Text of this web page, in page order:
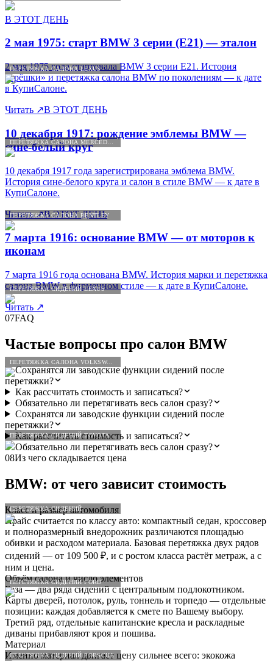
ПЕРЕТЯЖКА САЛОНА LEXUS
ПЕРЕТЯЖКА САЛОНА BENTLEY
ПЕРЕТЯЖКА СИДЕНИЙ LEXUS
ПЕРЕТЯЖКА САЛОНА VOLKSWAGEN
ПЕРЕТЯЖКА СИДЕНИЙ TOYOTA
ПЕРЕТЯЖКА СИДЕНИЙ
ПЕРЕТЯЖКА СИДЕНИЙ FORD
ПЕРЕТЯЖКА СИДЕНИЙ PORSCHE
В ЭТОТ ДЕНЬ
2 мая 1975: старт BMW 3 серии (E21) — эталон
2 мая 1975 года стартовала BMW 3 серии E21. История
«трёшки» и перетяжка салона BMW по поколениям — к дате
в КупиСалоне.
Читать ↗В ЭТОТ ДЕНЬ
10 декабря 1917: рождение эмблемы BMW —
сине-белый круг
10 декабря 1917 года зарегистрирована эмблема BMW.
История сине-белого круга и салон в стиле BMW — к дате в
КупиСалоне.
Читать↗В ЭТОТ ДЕНЬ
7 марта 1916: основание BMW — от моторов к
иконам
7 марта 1916 года основана BMW. История марки и перетяжка
салона BMW в фирменном стиле — к дате в КупиСалоне.
Читать ↗
07FAQ
Частые вопросы про салон BMW
Сохранятся ли заводские функции сидений после
перетяжки?
Как рассчитать стоимость и записаться?
Обязательно ли перетягивать весь салон сразу?
Сохранятся ли заводские функции сидений после
перетяжки?
Как рассчитать стоимость и записаться?
Обязательно ли перетягивать весь салон сразу?
08Из чего складывается цена
BMW: от чего зависит стоимость
Класс и размер автомобиля
Прайс считается по классу авто: компактный седан, кроссовер
и полноразмерный внедорожник различаются площадью
обивки и расходом материала. Базовая перетяжка двух рядов
сидений — от 109 500 ₽, и с ростом класса растёт метраж, а с
ним и цена.
Объём салона и число элементов
База — два ряда сидений с центральным подлокотником.
Карты дверей, потолок, руль, тоннель и торпедо — отдельные
позиции: каждая добавляется к смете по Вашему выбору.
Третий ряд, отдельные капитанские кресла и раскладные
диваны прибавляют кроя и пошива.
Материал
Именно материал двигает цену сильнее всего: экокожа